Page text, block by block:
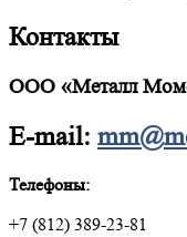
Контакты
ООО «Металл
E-mail:
Телефоны:
+7 (812) 389-23-81